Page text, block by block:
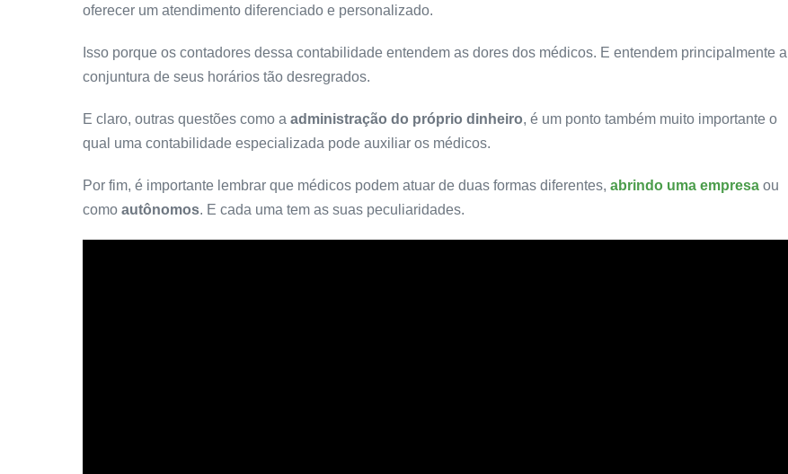
oferecer um atendimento diferenciado e personalizado.
Isso porque os contadores dessa contabilidade entendem as dores dos médicos. E entendem principalmente a
conjuntura de seus horários tão desregrados.
E claro, outras questões como a administração do próprio dinheiro, é um ponto também muito importante o
qual uma contabilidade especializada pode auxiliar os médicos.
Por fim, é importante lembrar que médicos podem atuar de duas formas diferentes, abrindo uma empresa ou
como autônomos. E cada uma tem as suas peculiaridades.